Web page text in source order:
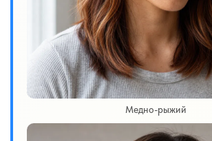
Медно-рыжий